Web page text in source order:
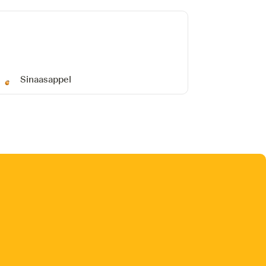
Sinaasappel